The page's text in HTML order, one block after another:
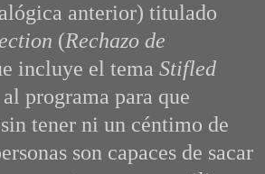
anterior) titulado
(Rechazo de
incluye el tema Stifled
programa para que
tener ni un céntimo de
son capaces de sacar